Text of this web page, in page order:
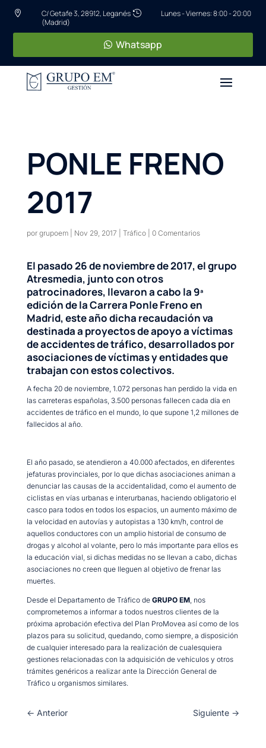

C/ Getafe 3, 28912, Leganés
(Madrid)
 Lunes - Viernes: 8:00 - 20:00
Whatsapp
PONLE FRENO
2017
por grupoem| Nov 29, 2017 Tráfico| 0 Comentarios
El pasado 26 de noviembre de 2017, el grupo
Atresmedia, junto con otros
patrocinadores, llevaron a cabo la 9ª
edición de la Carrera Ponle Freno en
Madrid, este año dicha recaudación va
destinada a proyectos de apoyo a víctimas
de accidentes de tráfico, desarrollados por
asociaciones de víctimas y entidades que
trabajan con estos colectivos.
A fecha 20 de noviembre, 1.072 personas han perdido la vida en
las carreteras españolas, 3.500 personas fallecen cada día en
accidentes de tráfico en el mundo, lo que supone 1,2 millones de
fallecidos al año.
El año pasado, se atendieron a 40.000 afectados, en diferentes
jefaturas provinciales, por lo que dichas asociaciones animan a
denunciar las causas de la accidentalidad, como el aumento de
ciclistas en vías urbanas e interurbanas, haciendo obligatorio el
casco para todos en todos los espacios, un aumento máximo de
la velocidad en autovías y autopistas a 130 km/h, control de
aquellos conductores con un amplio historial de consumo de
drogas y alcohol al volante, pero lo más importante para ellos es
la educación vial, si dichas medidas no se llevan a cabo, dichas
asociaciones no creen que lleguen al objetivo de frenar las
muertes.
Desde el Departamento de Tráfico de GRUPO EM, nos
comprometemos a informar a todos nuestros clientes de la
próxima aprobación efectiva del Plan ProMovea así como de los
plazos para su solicitud, quedando, como siempre, a disposición
de cualquier interesado para la realización de cualesquiera
gestiones relacionadas con la adquisición de vehículos y otros
trámites genéricos a realizar ante la Dirección General de
Tráfico u organismos similares.
← Anterior Siguiente →